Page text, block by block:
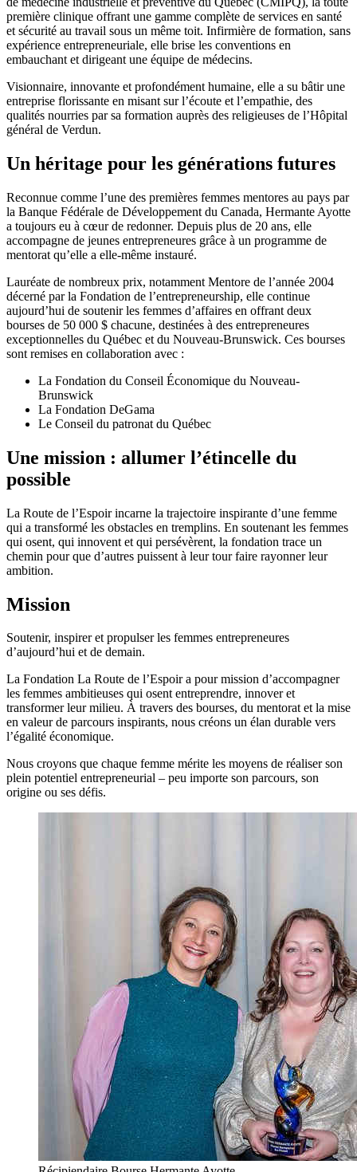
première clinique offrant une gamme complète de services en santé
et sécurité au travail sous un même toit. Infirmière de formation, sans
expérience entrepreneuriale, elle brise les conventions en
embauchant et dirigeant une équipe de médecins.
Visionnaire, innovante et profondément humaine, elle a su bâtir une
entreprise florissante en misant sur l’écoute et l’empathie, des
qualités nourries par sa formation auprès des religieuses de l’Hôpital
général de Verdun.
Un héritage pour les générations futures
Reconnue comme l’une des premières femmes mentores au pays par
la Banque Fédérale de Développement du Canada, Hermante Ayotte
a toujours eu à cœur de redonner. Depuis plus de 20 ans, elle
accompagne de jeunes entrepreneures grâce à un programme de
mentorat qu’elle a elle-même instauré.
Lauréate de nombreux prix, notamment Mentore de l’année 2004
décerné par la Fondation de l’entrepreneurship, elle continue
aujourd’hui de soutenir les femmes d’affaires en offrant deux
bourses de 50 000 $ chacune, destinées à des entrepreneures
exceptionnelles du Québec et du Nouveau-Brunswick. Ces bourses
sont remises en collaboration avec :
La Fondation du Conseil Économique du Nouveau-
Brunswick
La Fondation DeGama
Le Conseil du patronat du Québec
Une mission : allumer l’étincelle du
possible
La Route de l’Espoir incarne la trajectoire inspirante d’une femme
qui a transformé les obstacles en tremplins. En soutenant les femmes
qui osent, qui innovent et qui persévèrent, la fondation trace un
chemin pour que d’autres puissent à leur tour faire rayonner leur
ambition.
Mission
Soutenir, inspirer et propulser les femmes entrepreneures
d’aujourd’hui et de demain.
La Fondation La Route de l’Espoir a pour mission d’accompagner
les femmes ambitieuses qui osent entreprendre, innover et
transformer leur milieu. À travers des bourses, du mentorat et la mise
en valeur de parcours inspirants, nous créons un élan durable vers
l’égalité économique.
Nous croyons que chaque femme mérite les moyens de réaliser son
plein potentiel entrepreneurial – peu importe son parcours, son
origine ou ses défis.